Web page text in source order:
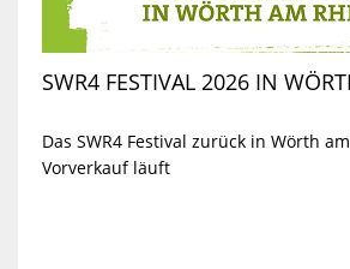
SWR4 FESTIVAL 2026 IN
Das SWR4 Festival zurück in Wörth
Vorverkauf läuft